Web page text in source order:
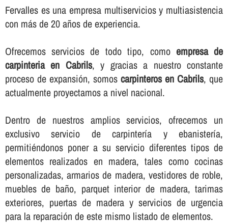
Fervalles es una empresa multiservicios y multiasistencia
con más de 20 años de experiencia.
Ofrecemos servicios de todo tipo, como empresa de
carpinteria en Cabrils, y gracias a nuestro constante
proceso de expansión, somoscarpinteros en Cabrils, que
actualmente proyectamos a nivel nacional.
Dentro de nuestros amplios servicios, ofrecemos un
exclusivo servicio de carpinterí­a y ebanisterí­a,
permitiéndonos poner a su servicio diferentes tipos de
elementos realizados en madera, tales como cocinas
personalizadas, armarios de madera, vestidores de roble,
muebles de baño, parquet interior de madera, tarimas
exteriores, puertas de madera y servicios de urgencia
para la reparación de este mismo listado de elementos.